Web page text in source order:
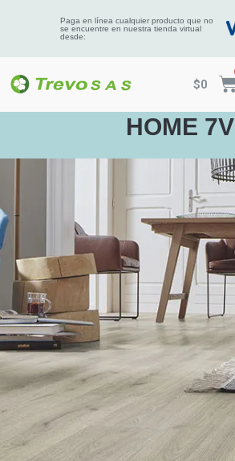
Paga en línea cualquier producto que no
se encuentre en nuestra tienda virtual
desde:
$0
HOME 7V